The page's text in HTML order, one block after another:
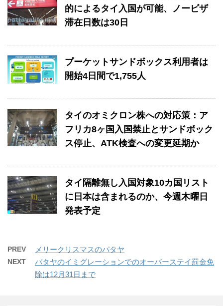
的によるタイ入国が可能、ノービザ
滞在日数は30日
プーケットサンドボックス利用者は
開始4日間で1,755人
タイのオミクロン株への対応策：ア
フリカ8ヶ国入国禁止とサンドボック
ス停止、ATK検査への変更延期か
タイ隔離無し入国対象10カ国リスト
に日本は含まれるのか、今週木曜日
発表予定
PREV メリークリスマスのパタヤ
NEXT
パタヤのイミグレーションでのオーバーステイ罰金免
除は12月31日まで